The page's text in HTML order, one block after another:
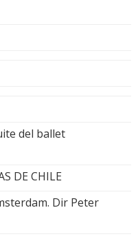
del ballet
DE CHILE
Dir Peter